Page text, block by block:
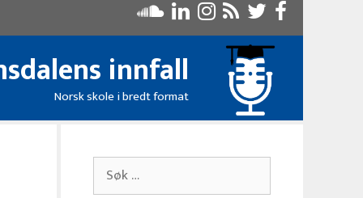
innfall
Norsk skole i bredt format
Søk
etter: